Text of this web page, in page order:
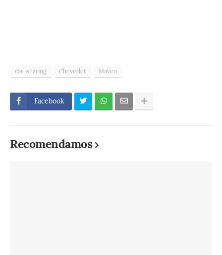
car-sharing Chevrolet Maven
Facebook
Recomendamos